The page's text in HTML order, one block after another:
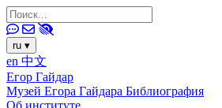
ru ▾
en 中文
Егор Гайдар
Музей Егора Гайдара Библиография
Об институте